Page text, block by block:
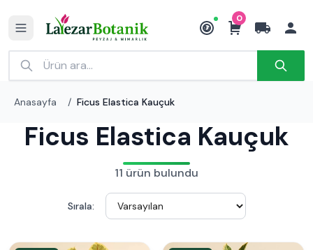
₺
0
Anasayfa / Ficus Elastica Kauçuk
Ficus Elastica Kauçuk
11 ürün bulundu
Sırala: